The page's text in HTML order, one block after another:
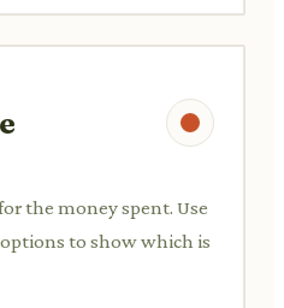
the money spent. Use
to show which is